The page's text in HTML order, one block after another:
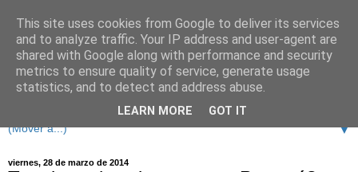
▼
viernes, 28 de marzo de 2014
This site uses cookies from Google to deliver its services
and to analyze traffic. Your IP address and user-agent are
shared with Google along with performance and security
metrics to ensure quality of service, generate usage
statistics, and to detect and address abuse.
LEARN MORE GOT IT